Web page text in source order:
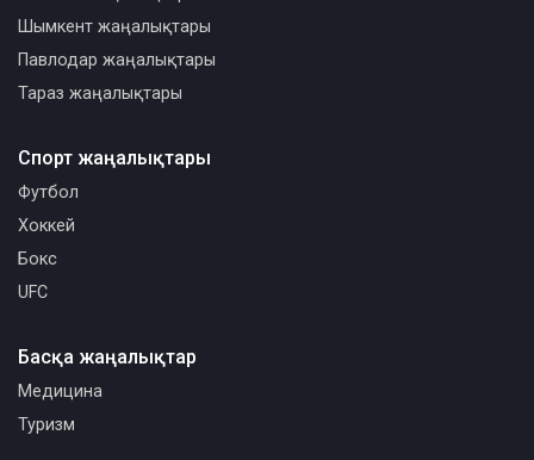
Шымкент жаңалықтары
Павлодар жаңалықтары
Тараз жаңалықтары
Спорт жаңалықтары
Футбол
Хоккей
Бокс
UFC
Басқа жаңалықтар
Медицина
Туризм